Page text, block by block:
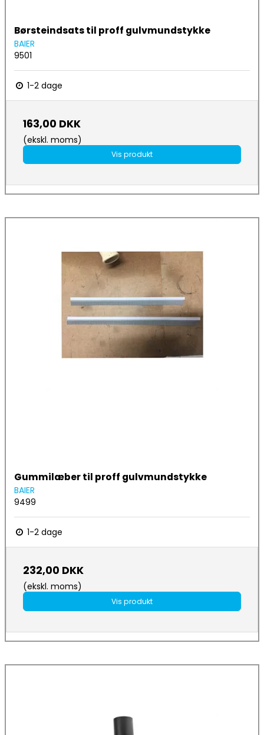
Børsteindsats til proff gulvmundstykke
BAIER
9501
1-2 dage
163,00 DKK
(ekskl. moms)
Vis produkt
Gummilæber til proff gulvmundstykke
BAIER
9499
1-2 dage
232,00 DKK
(ekskl. moms)
Vis produkt